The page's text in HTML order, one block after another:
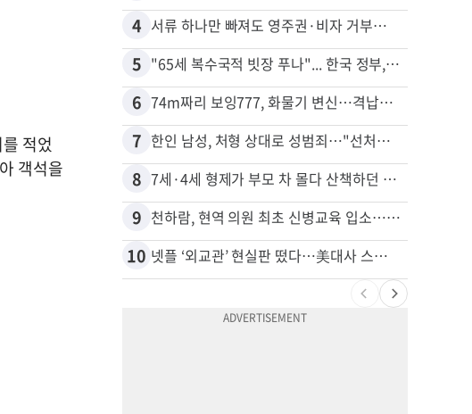
적었
객석을
4 서류 하나만 빠져도 영주권·비자 거부…심사관 재량권 대폭 확대
5 "65세 복수국적 빗장 푸나"... 한국 정부, 연령 완화 전면 추진
6 74m짜리 보잉777, 화물기 변신…격납고서 ‘보물’ 찾는 인천공항
7 한인 남성, 처형 상대로 성범죄…"선처해줬더니 배신자 취급"
8 7세·4세 형제가 부모 차 몰다 산책하던 여성 들이받아
9 천하람, 현역 의원 최초 신병교육 입소…논산서 2박3일 생활
10 넷플 ‘외교관’ 현실판 떴다…美대사 스틸 지키는 ‘신 스틸러’